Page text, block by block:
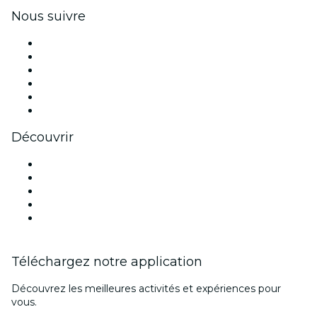
Nous suivre
Découvrir
Téléchargez notre application
Découvrez les meilleures activités et expériences pour
vous.